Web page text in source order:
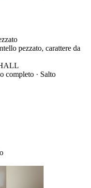
pezzato, carattere da
completo · Salto